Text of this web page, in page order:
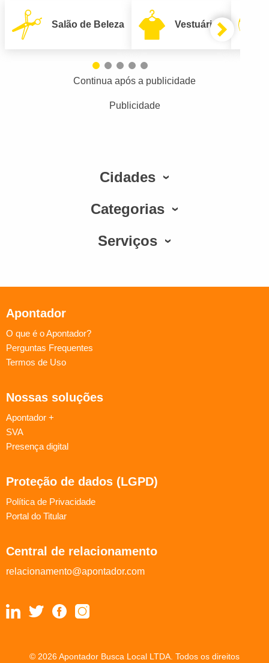
Salão de Beleza Vestuário
Continua após a publicidade
Publicidade
Cidades
Categorias
Serviços
Apontador
O que é o Apontador?
Perguntas Frequentes
Termos de Uso
Nossas soluções
Apontador +
SVA
Presença digital
Proteção de dados (LGPD)
Política de Privacidade
Portal do Titular
Central de relacionamento
relacionamento@apontador.com
© 2026 Apontador Busca Local LTDA. Todos os direitos